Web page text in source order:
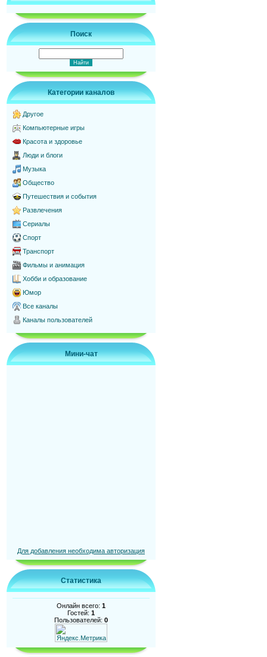
Поиск
Категории каналов
Другое
Компьютерные игры
Красота и здоровье
Люди и блоги
Музыка
Общество
Путешествия и события
Развлечения
Сериалы
Спорт
Транспорт
Фильмы и анимация
Хобби и образование
Юмор
Все каналы
Каналы пользователей
Мини-чат
Для добавления необходима авторизация
Статистика
Онлайн всего: 1
Гостей: 1
Пользователей: 0